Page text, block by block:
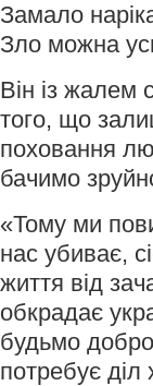
Замало
Зло можна
Він із жалем
того, що
поховання
бачимо
«Тому ми
нас убиває,
життя від
обкрадає
будьмо
потребує діл